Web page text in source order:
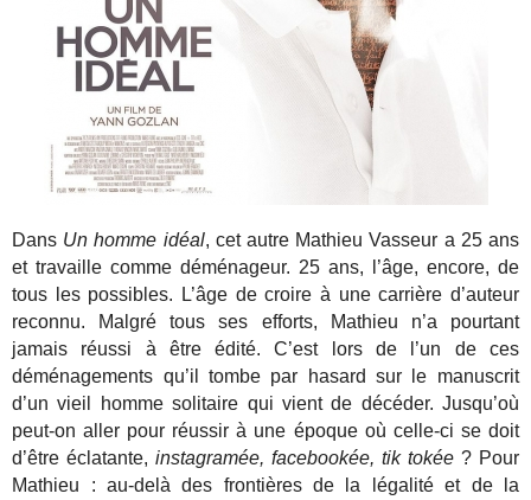
Dans Un homme idéal, cet autre Mathieu Vasseur a 25 ans
et travaille comme déménageur. 25 ans, l’âge, encore, de
tous les possibles. L’âge de croire à une carrière d’auteur
reconnu. Malgré tous ses efforts, Mathieu n’a pourtant
jamais réussi à être édité. C’est lors de l’un de ces
déménagements qu’il tombe par hasard sur le manuscrit
d’un vieil homme solitaire qui vient de décéder. Jusqu’où
peut-on aller pour réussir à une époque où celle-ci se doit
d’être éclatante,instagramée, facebookée, tik tokée? Pour
Mathieu : au-delà des frontières de la légalité et de la